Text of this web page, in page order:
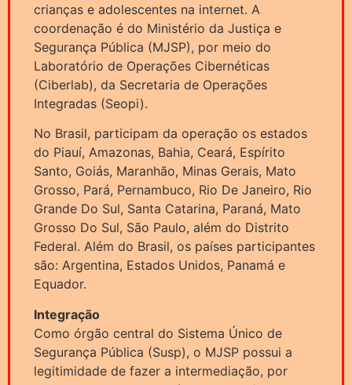
crianças e adolescentes na internet. A
coordenação é do Ministério da Justiça e
Segurança Pública (MJSP), por meio do
Laboratório de Operações Cibernéticas
(Ciberlab), da Secretaria de Operações
Integradas (Seopi).
No Brasil, participam da operação os estados
do Piauí, Amazonas, Bahia, Ceará, Espírito
Santo, Goiás, Maranhão, Minas Gerais, Mato
Grosso, Pará, Pernambuco, Rio De Janeiro, Rio
Grande Do Sul, Santa Catarina, Paraná, Mato
Grosso Do Sul, São Paulo, além do Distrito
Federal. Além do Brasil, os países participantes
são: Argentina, Estados Unidos, Panamá e
Equador.
Integração
Como órgão central do Sistema Único de
Segurança Pública (Susp), o MJSP possui a
legitimidade de fazer a intermediação, por